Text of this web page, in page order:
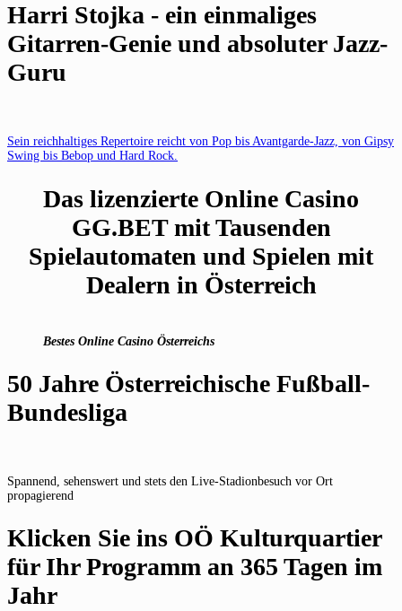
Harri Stojka - ein einmaliges
Gitarren-Genie und absoluter Jazz-
Guru
Sein reichhaltiges Repertoire reicht von Pop bis Avantgarde-Jazz, von Gipsy
Swing bis Bebop und Hard Rock.
Das lizenzierte Online Casino
GG.BET mit Tausenden
Spielautomaten und Spielen mit
Dealern in Österreich
Bestes Online Casino Österreichs
50 Jahre Österreichische Fußball-
Bundesliga
Spannend, sehenswert und stets den Live-Stadionbesuch vor Ort
propagierend
Klicken Sie ins OÖ Kulturquartier
für Ihr Programm an 365 Tagen im
Jahr